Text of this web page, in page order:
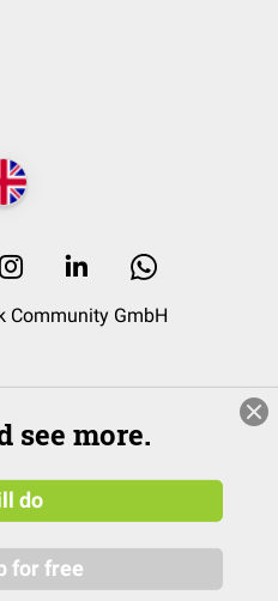
Community GmbH
see more.
do
for free